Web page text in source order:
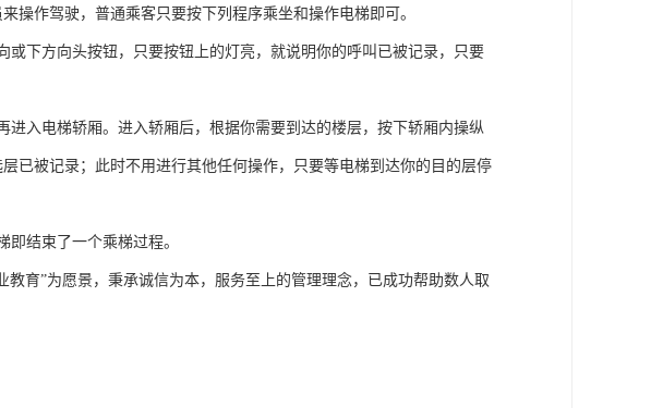
操作驾驶，普通乘客只要按下列程序乘坐和操作电梯即可。
下方向头按钮，只要按钮上的灯亮，就说明你的呼叫已被记录，只要
入电梯轿厢。进入轿厢后，根据你需要到达的楼层，按下轿厢内操纵
已被记录；此时不用进行其他任何操作，只要等电梯到达你的目的层停
结束了一个乘梯过程。
育”为愿景，秉承诚信为本，服务至上的管理理念，已成功帮助数人取